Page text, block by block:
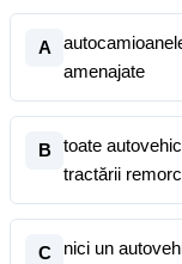
A
amenajate
B
toate
tractării
C
nici un